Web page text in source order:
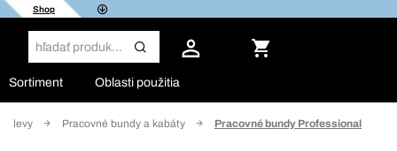
Shop
Sortiment Oblasti použitia
odevy Pracovné bundy a kabáty Pracovné bundy Professional